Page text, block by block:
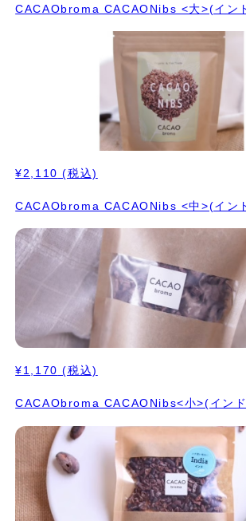
CACAObroma CACAONibs <大>(イン
¥2,110 (税込)
CACAObroma CACAONibs <中>(イン
¥1,170 (税込)
CACAObroma CACAONibs<小>(イン